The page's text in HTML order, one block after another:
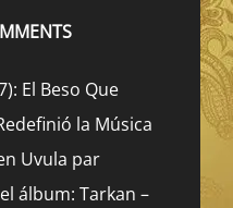
El Beso Que
la Música
Uvula par
álbum: Tarkan –